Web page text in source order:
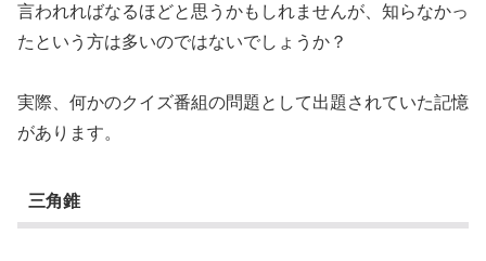
言われればなるほどと思うかもしれませんが、知らなかっ
たという方は多いのではないでしょうか？
実際、何かのクイズ番組の問題として出題されていた記憶
があります。
三角錐